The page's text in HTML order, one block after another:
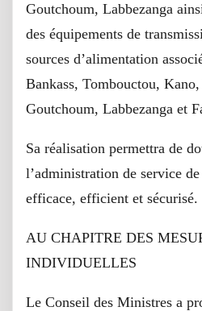
Goutchoum, Labbezanga
des équipements de
sources d’alimentation
Bankass, Tombouctou,
Goutchoum, Labbezanga et
Sa réalisation permettra de
l’administration de service
efficace, efficient et sécurisé.
AU CHAPITRE DES
INDIVIDUELLES
Le Conseil des Ministres a